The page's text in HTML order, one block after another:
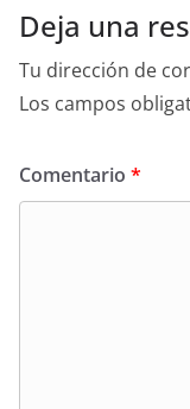
Deja una
Tu dirección de
Los campos
Comentario *